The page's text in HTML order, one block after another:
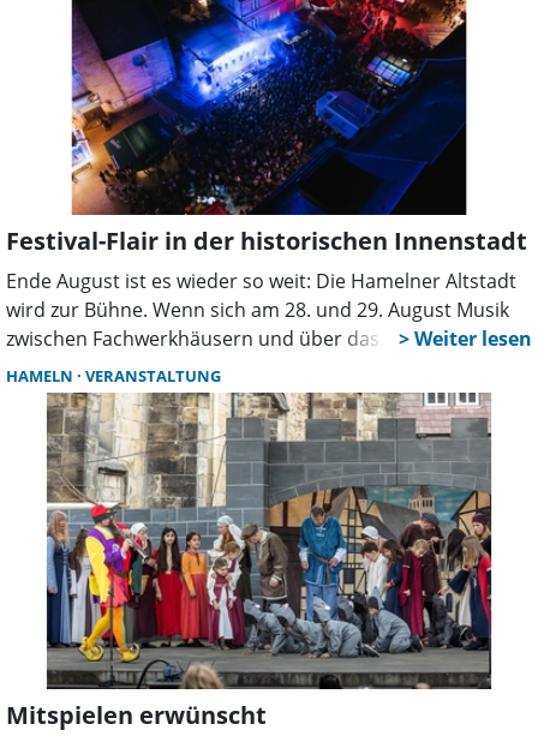
Festival-Flair in der historischen Innenstadt
Ende August ist es wieder so weit: Die Hamelner Altstadt
wird zur Bühne. Wenn sich am 28. und 29. August Musik
zwischen Fachwerkhäusern und über das
Kopfsteinpflaster legt, beginnt das Pflasterfest – eines der
größten Musik- und Stadtfeste der Region.
HAMELN VERANSTALTUNG
Mitspielen erwünscht